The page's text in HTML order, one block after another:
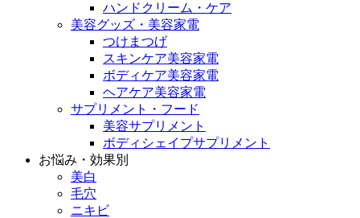
ハンドクリーム・ケア
美容グッズ・美容家電
つけまつげ
スキンケア美容家電
ボディケア美容家電
ヘアケア美容家電
サプリメント・フード
美容サプリメント
ボディシェイプサプリメント
お悩み・効果別
美白
毛穴
ニキビ